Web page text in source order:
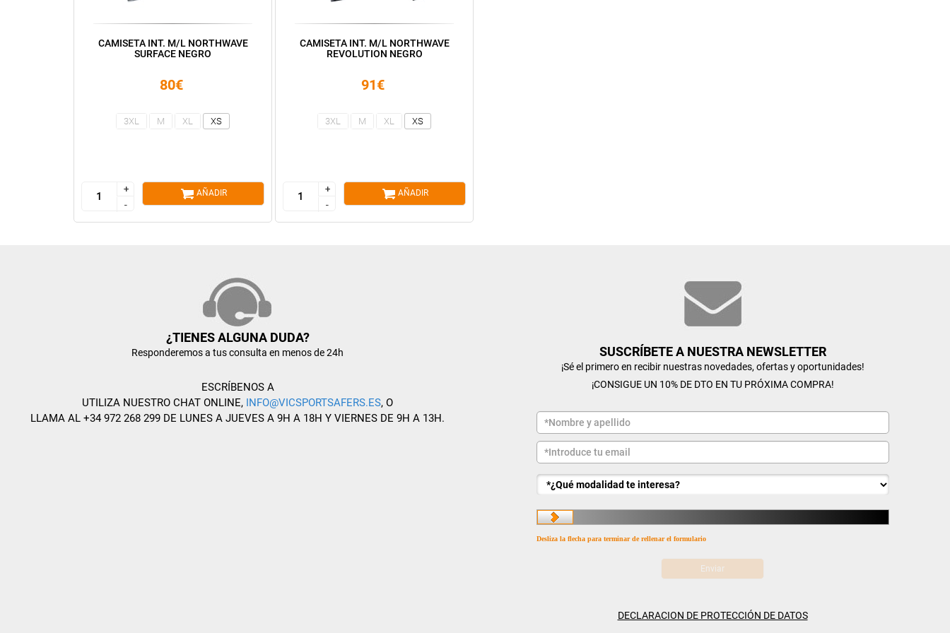
CAMISETA INT. M/L NORTHWAVE
SURFACE NEGRO
80€
3XL M XL XS
+
-
+
-
AÑADIR
CAMISETA INT. M/L NORTHWAVE
REVOLUTION NEGRO
91€
3XL M XL XS
+
-
+
-
AÑADIR
¿TIENES ALGUNA DUDA?
Responderemos a tus consulta en menos de 24h
ESCRÍBENOS A
UTILIZA NUESTRO CHAT ONLINE, INFO@VICSPORTSAFERS.ES, O
LLAMA AL +34 972 268 299 DE LUNES A JUEVES A 9H A 18H Y VIERNES DE 9H A 13H.
SUSCRÍBETE A NUESTRA NEWSLETTER
¡Sé el primero en recibir nuestras novedades, ofertas y oportunidades!
¡CONSIGUE UN 10% DE DTO EN TU PRÓXIMA COMPRA!
Desliza la flecha para terminar de rellenar el formulario
DECLARACION DE PROTECCIÓN DE DATOS